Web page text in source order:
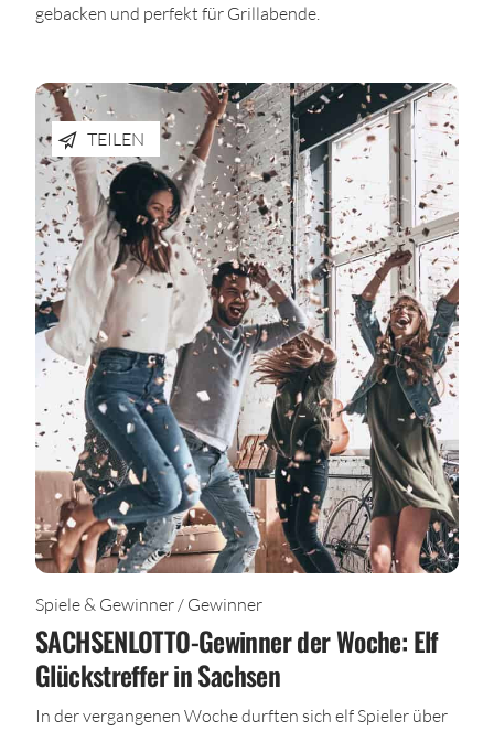
gebacken und perfekt für Grillabende.
TEILEN
Spiele & Gewinner / Gewinner
SACHSENLOTTO-Gewinner der Woche: Elf
Glückstreffer in Sachsen
In der vergangenen Woche durften sich elf Spieler über